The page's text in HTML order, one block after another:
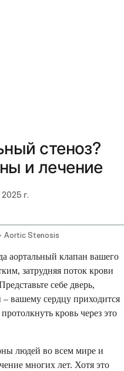
стеноз?
и лечение
г.
Aortic Stenosis
аортальный клапан вашего
затрудняя поток крови
себе дверь,
вашему сердцу приходится
кровь через это
людей во всем мире и
многих лет. Хотя это